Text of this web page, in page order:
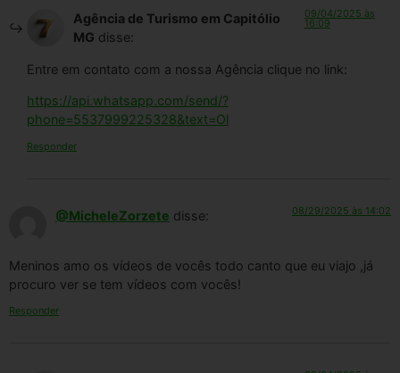
Agência de Turismo em Capitólio
MG disse:
09/04/2025 às
16:09
Entre em contato com a nossa Agência clique no link:
https://api.whatsapp.com/send/?
phone=5537999225328&text=Ol
Responder
@MicheleZorzete disse: 08/29/2025 às 14:02
Meninos amo os vídeos de vocês todo canto que eu viajo ,já
procuro ver se tem vídeos com vocês!
Responder